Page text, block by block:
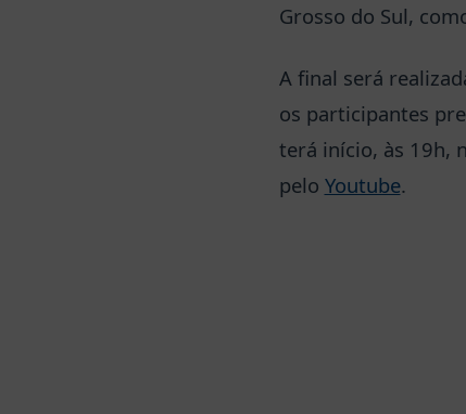
Grosso do Sul,
A final será
os participantes
terá início, às 19h,
pelo Youtube.